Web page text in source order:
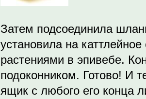
Затем подсоединила
установила на
растениями в эпивебе.
подоконником. Готово! И
ящик с любого его конца